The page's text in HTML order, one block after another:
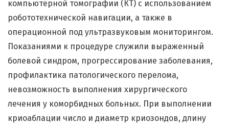
компьютерной томографии (КТ) с использованием
робототехнической навигации, а также в
операционной под ультразвуковым мониторингом.
Показаниями к процедуре служили выраженный
болевой синдром, прогрессирование заболевания,
профилактика патологического перелома,
невозможность выполнения хирургического
лечения у коморбидных больных. При выполнении
криоаблации число и диаметр криозондов, длину